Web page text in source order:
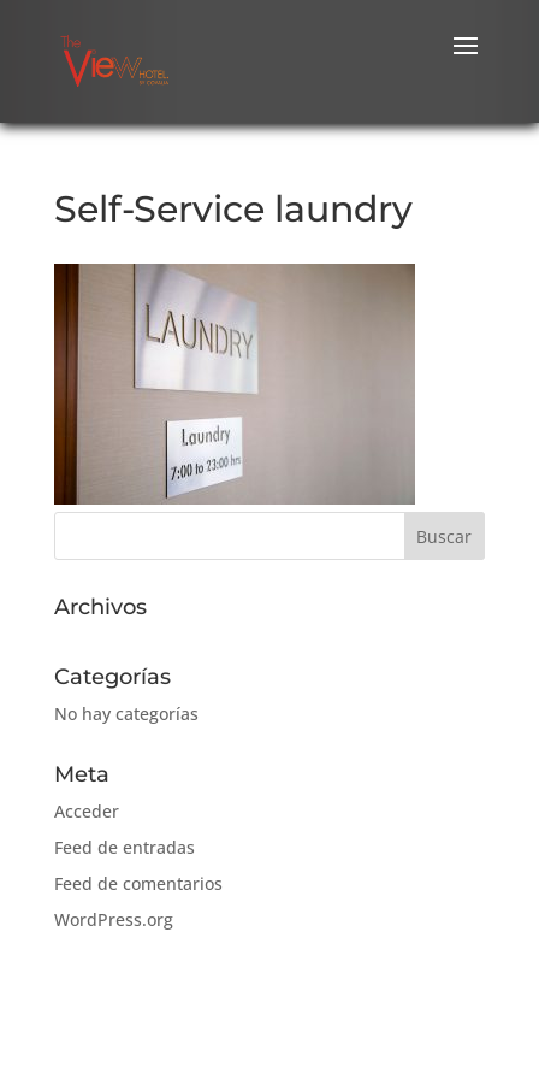
Self-Service laundry
Archivos
Categorías
No hay categorías
Meta
Acceder
Feed de entradas
Feed de comentarios
WordPress.org